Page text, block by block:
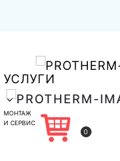
УСЛУГИ
МОНТАЖ
И СЕРВИС
0